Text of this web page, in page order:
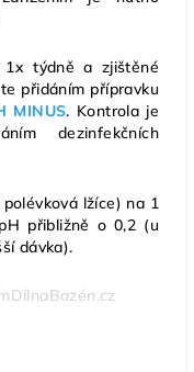
1x týdně a zjištěné
přidáním přípravku
MINUS. Kontrola je
dezinfekčních
lžíce) na 1
přibližně o 0,2 (u
dávka).